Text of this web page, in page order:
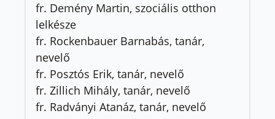
fr. Demény Martin, szociális otthon
lelkésze
fr. Rockenbauer Barnabás, tanár,
nevelő
fr. Posztós Erik, tanár, nevelő
fr. Zillich Mihály, tanár, nevelő
fr. Radványi Atanáz, tanár, nevelő